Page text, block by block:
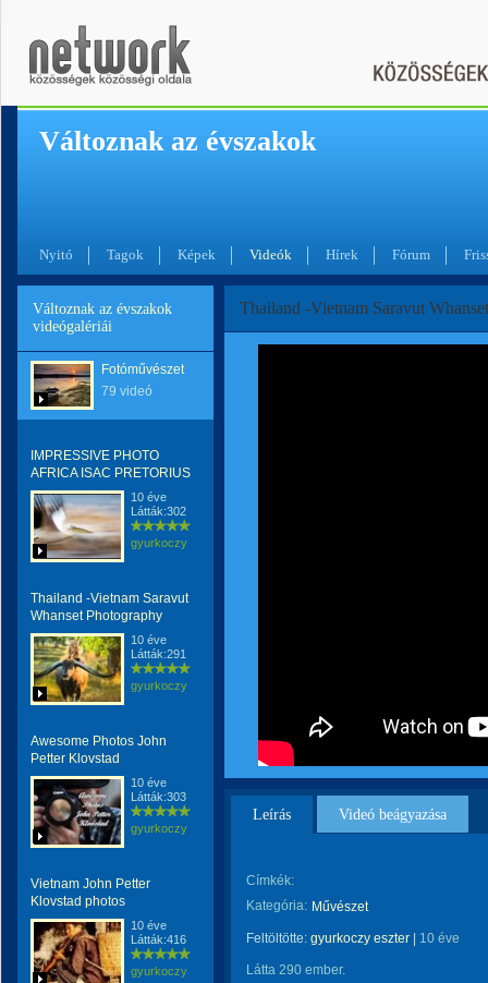
Változnak az évszakok
Nyitó Tagok Képek Videók Hírek Fórum
Változnak az évszakok
videógalériái
Fotóművészet
79 videó
IMPRESSIVE PHOTO
AFRICA ISAC PRETORIUS
10 éve
Látták:302
gyurkoczy
Thailand -Vietnam Saravut
Whanset Photography
10 éve
Látták:291
gyurkoczy
Awesome Photos John
Petter Klovstad
10 éve
Látták:303
gyurkoczy
Vietnam John Petter
Klovstad photos
10 éve
Látták:416
gyurkoczy
Thailand -Vietnam Saravut
Leírás Videó beágyazása
Címkék:
Kategória: Művészet
Feltöltötte: gyurkoczy eszter 10 éve
Látta 290 ember.